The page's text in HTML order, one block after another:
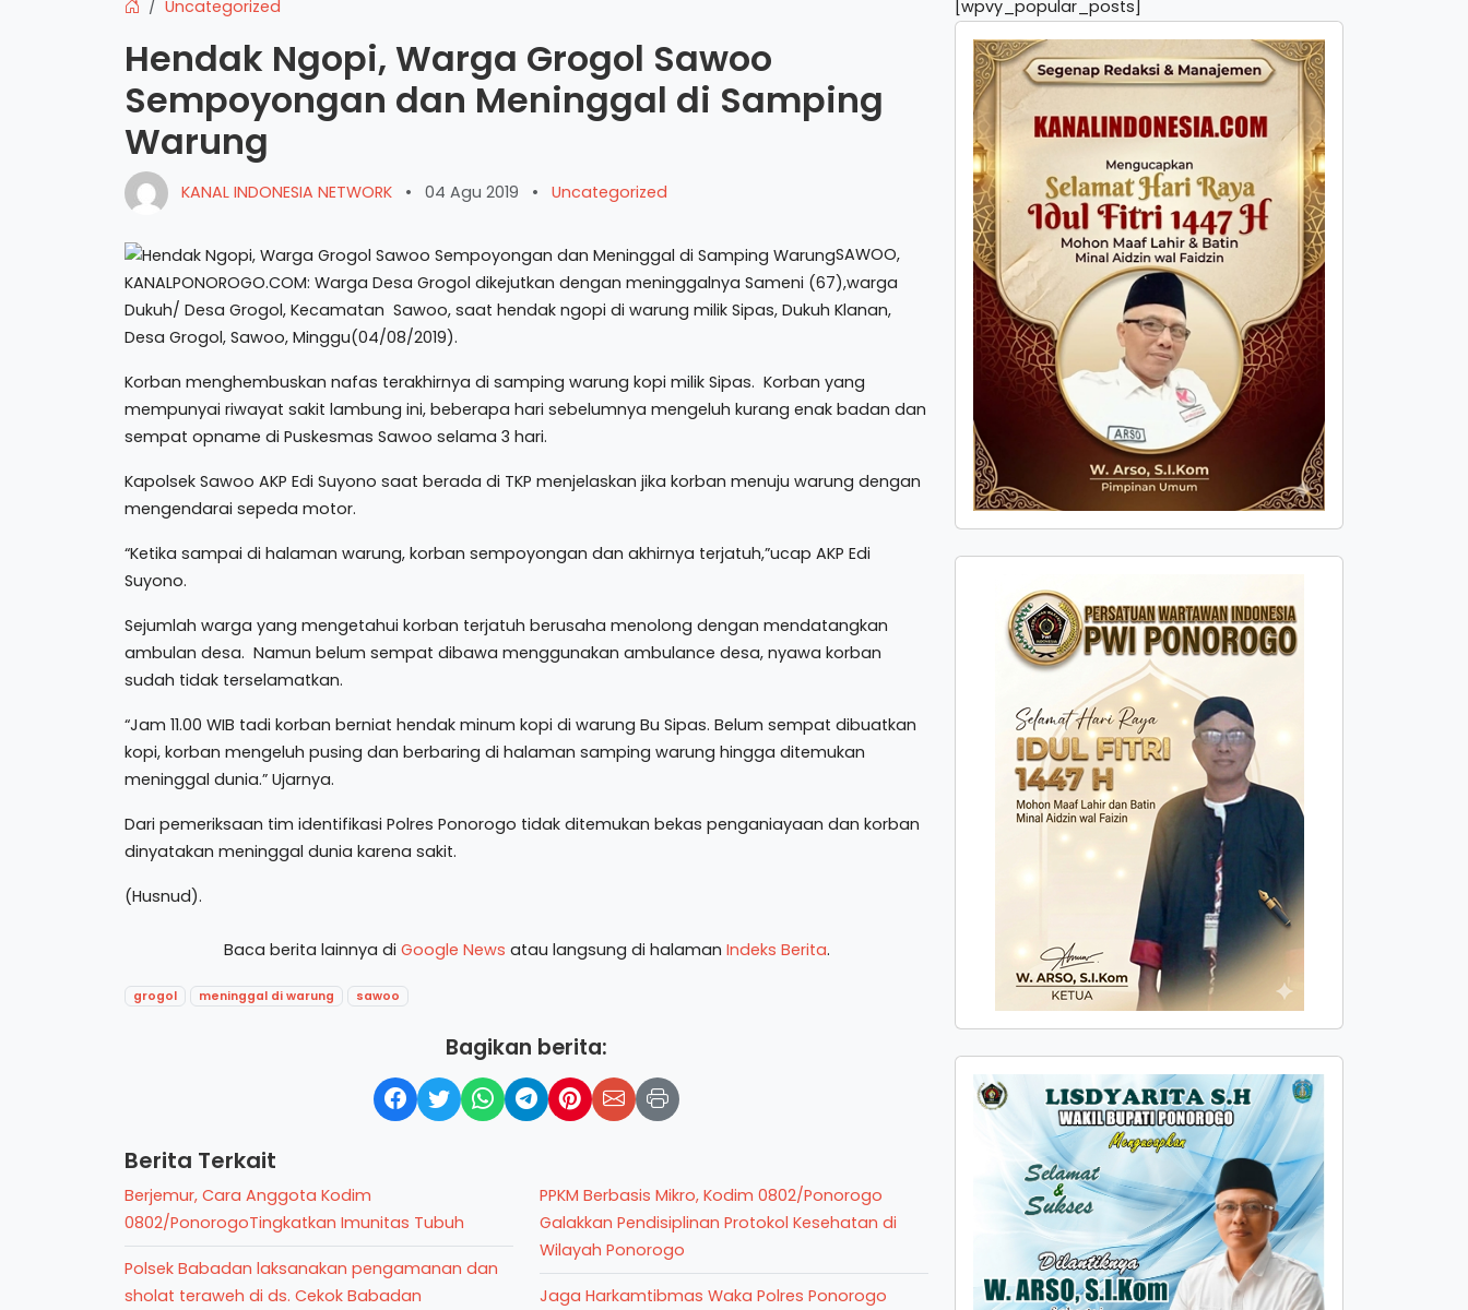
Uncategorized
Hendak Ngopi, Warga Grogol Sawoo
Sempoyongan dan Meninggal di Samping
Warung
KANAL INDONESIA NETWORK • 04 Agu 2019 • Uncategorized
SAWOO,
KANALPONOROGO.COM: Warga Desa Grogol dikejutkan dengan meninggalnya Sameni (67),warga
Dukuh/ Desa Grogol, Kecamatan Sawoo, saat hendak ngopi di warung milik Sipas, Dukuh Klanan,
Desa Grogol, Sawoo, Minggu(04/08/2019).
Korban menghembuskan nafas terakhirnya di samping warung kopi milik Sipas. Korban yang
mempunyai riwayat sakit lambung ini, beberapa hari sebelumnya mengeluh kurang enak badan dan
sempat opname di Puskesmas Sawoo selama 3 hari.
Kapolsek Sawoo AKP Edi Suyono saat berada di TKP menjelaskan jika korban menuju warung dengan
mengendarai sepeda motor.
“Ketika sampai di halaman warung, korban sempoyongan dan akhirnya terjatuh,”ucap AKP Edi
Suyono.
Sejumlah warga yang mengetahui korban terjatuh berusaha menolong dengan mendatangkan
ambulan desa. Namun belum sempat dibawa menggunakan ambulance desa, nyawa korban
sudah tidak terselamatkan.
“Jam 11.00 WIB tadi korban berniat hendak minum kopi di warung Bu Sipas. Belum sempat dibuatkan
kopi, korban mengeluh pusing dan berbaring di halaman samping warung hingga ditemukan
meninggal dunia.” Ujarnya.
Dari pemeriksaan tim identifikasi Polres Ponorogo tidak ditemukan bekas penganiayaan dan korban
dinyatakan meninggal dunia karena sakit.
(Husnud).
Baca berita lainnya di Google News atau langsung di halaman Indeks Berita.
grogol meninggal di warung sawoo
Bagikan berita:
Berita Terkait
Berjemur, Cara Anggota Kodim
0802/PonorogoTingkatkan Imunitas Tubuh
Polsek Babadan laksanakan pengamanan dan
sholat teraweh di ds. Cekok Babadan
PPKM Berbasis Mikro, Kodim 0802/Ponorogo
Galakkan Pendisiplinan Protokol Kesehatan di
Wilayah Ponorogo
Jaga Harkamtibmas Waka Polres Ponorogo
[wpvy_popular_posts]